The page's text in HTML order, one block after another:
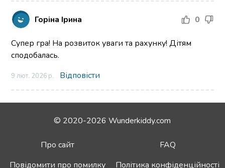
Горіна Ірина 0
Супер гра! На розвиток уваги та рахунку! Дітям
сподобалась.
9 лют. 2026 р. Відповісти
© 2020-2026 Wunderkiddy.com
Про сайт
FAQ
Повідомити про помилку
Політика конфіденційності